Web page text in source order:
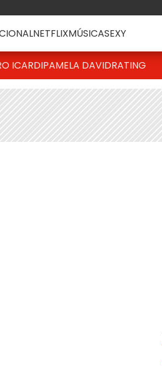
NETFLIXMÚSICASEXY
ICARDIPAMELA DAVIDRATING